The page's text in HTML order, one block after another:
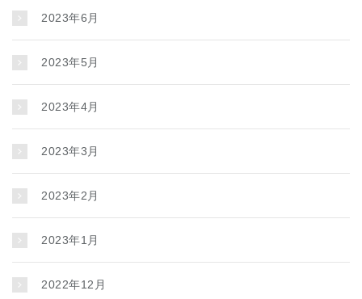
2023年6月
2023年5月
2023年4月
2023年3月
2023年2月
2023年1月
2022年12月